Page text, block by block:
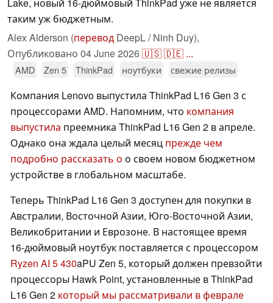
таким уж бюджетным.
Alex Alderson (перевод DeepL / Ninh Duy),
Опубликовано 04 June 2026🇺🇸🇩🇪 ...
AMD Zen 5 ThinkPad ноутбуки свежие релизы
Компания Lenovo выпустила ThinkPad L16 Gen 3 с
процессорами AMD. Напомним, что компания
выпустила преемника ThinkPad L16 Gen 2 в апреле.
Однако она ждала целый месяц прежде чем
подробно рассказать о о своем новом бюджетном
устройстве в глобальном масштабе.
Теперь ThinkPad L16 Gen 3 доступен для покупки в
Австралии, Восточной Азии, Юго-Восточной Азии,
Великобритании и Еврозоне. В настоящее время
16-дюймовый ноутбук поставляется с процессором
Ryzen AI 5 430aPU Zen 5, который должен превзойти
процессоры Hawk Point, установленные в ThinkPad
L16 Gen 2 который мы рассматривали в феврале